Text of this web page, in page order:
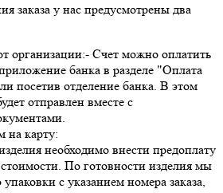
заказа у нас предусмотрены два
организации:- Счет можно оплатить
банка в разделе "Оплата
посетив отделение банка. В этом
отправлен вместе с
на карту:
необходимо внести предоплату
По готовности изделия мы
с указанием номера заказа,